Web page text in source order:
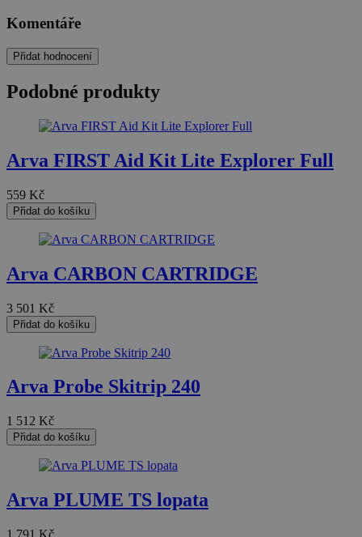
Komentáře
Přidat hodnocení
Podobné produkty
Arva FIRST Aid Kit Lite Explorer Full
559 Kč
Přidat do košíku
Arva CARBON CARTRIDGE
3 501 Kč
Přidat do košíku
Arva Probe Skitrip 240
1 512 Kč
Přidat do košíku
Arva PLUME TS lopata